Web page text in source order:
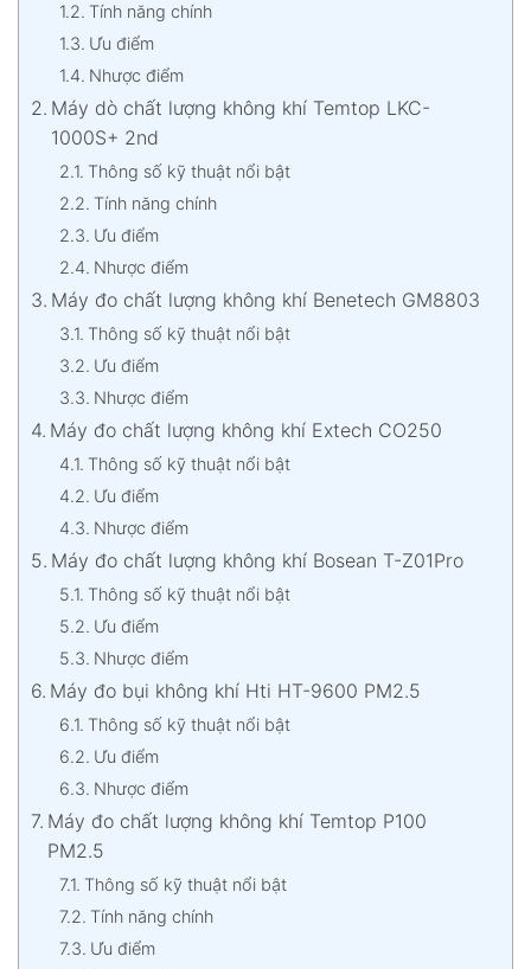
Tính năng chính
Ưu điểm
Nhược điểm
Máy dò chất lượng không khí Temtop LKC-
1000S+ 2nd
Thông số kỹ thuật nổi bật
Tính năng chính
Ưu điểm
Nhược điểm
Máy đo chất lượng không khí Benetech GM8803
Thông số kỹ thuật nổi bật
Ưu điểm
Nhược điểm
Máy đo chất lượng không khí Extech CO250
Thông số kỹ thuật nổi bật
Ưu điểm
Nhược điểm
Máy đo chất lượng không khí Bosean T-Z01Pro
Thông số kỹ thuật nổi bật
Ưu điểm
Nhược điểm
Máy đo bụi không khí Hti HT-9600 PM2.5
Thông số kỹ thuật nổi bật
Ưu điểm
Nhược điểm
Máy đo chất lượng không khí Temtop P100
PM2.5
Thông số kỹ thuật nổi bật
Tính năng chính
Ưu điểm